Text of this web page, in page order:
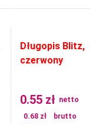
Długopis Blitz,
czerwony
0.55 zł netto
0.68 zł brutto